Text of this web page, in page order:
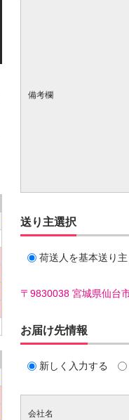
備考欄
送り主選択
荷送人を基本送り
〒9830038 宮城県仙台
お届け先情報
新しく入力する
会社名